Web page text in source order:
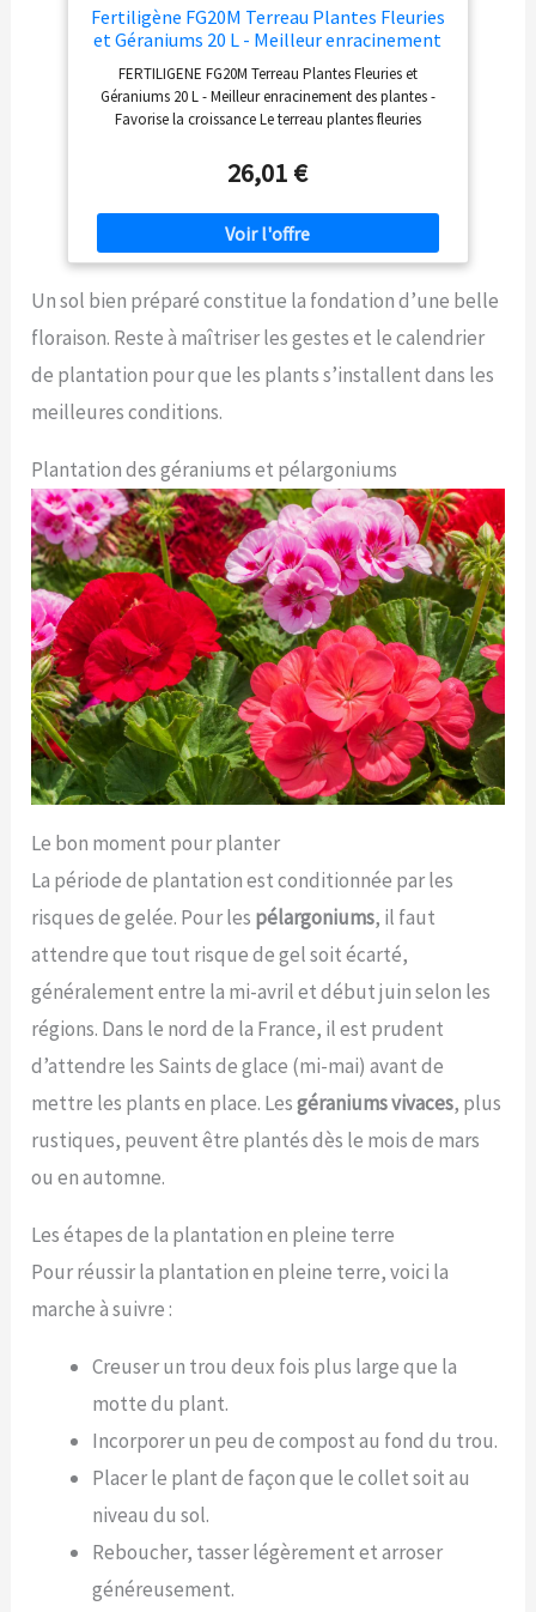
Fertiligène FG20M Terreau Plantes Fleuries
et Géraniums 20 L - Meilleur enracinement
des Plantes - Favorise la Croissance
FERTILIGENE FG20M Terreau Plantes Fleuries et
Géraniums 20 L - Meilleur enracinement des plantes -
Favorise la croissance Le terreau plantes fleuries
annuelles fleuries telles que diapladénias, bégonias,
géranium, ... Sa formule enrichie en engrais convients
parfaitement à ces différentes plantes. Il s'utilise pure en
pots. Pour une floraison abondante, colorée et durable
grâce aux granules d'engrais enrobés Osmocote longue
pendant plusieurs semaines sans risque de brûlures pour
les racines. Conseil : Commencer la fertilisation 6
semaines après la plantation à raison d'1 fertilisation
par an avec un engrais enrobé Osmocote géraniums ou
fleurs du jardin ou 3 fois par an avec un engrais
classique Fertiligène. Cette terreau est fabriquée dans
afin de limiter l'utilisation du carburant lors des
livraison.
26,01 €
Un sol bien préparé constitue la fondation d’une belle
floraison. Reste à maîtriser les gestes et le calendrier
de plantation pour que les plants s’installent dans les
meilleures conditions.
Plantation des géraniums et pélargoniums
Le bon moment pour planter
La période de plantation est conditionnée par les
risques de gelée. Pour les pélargoniums, il faut
attendre que tout risque de gel soit écarté,
généralement entre la mi-avril et début juin selon les
régions. Dans le nord de la France, il est prudent
d’attendre les Saints de glace (mi-mai) avant de
mettre les plants en place. Lesgéraniums vivaces, plus
rustiques, peuvent être plantés dès le mois de mars
ou en automne.
Les étapes de la plantation en pleine terre
Pour réussir la plantation en pleine terre, voici la
marche à suivre :
Creuser un trou deux fois plus large que la
motte du plant.
Incorporer un peu de compost au fond du trou.
Placer le plant de façon que le collet soit au
niveau du sol.
Reboucher, tasser légèrement et arroser
généreusement.